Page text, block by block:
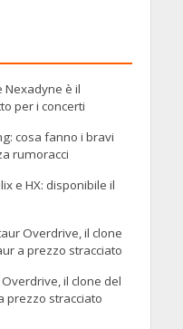
Nexadyne è il
per i concerti
cosa fanno i bravi
rumoracci
e HX: disponibile il
Overdrive, il clone
a prezzo stracciato
il clone del
prezzo stracciato